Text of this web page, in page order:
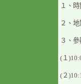
１、
２、
３、
(１
(２